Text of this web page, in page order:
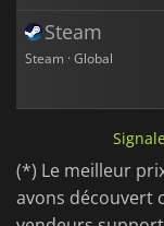
Steam
Steam · Global
(*) Le meilleur
avons découvert